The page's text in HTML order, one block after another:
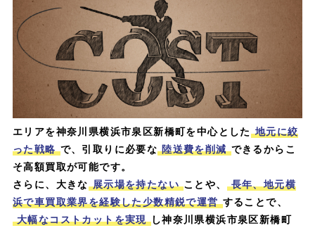
エリアを神奈川県横浜市泉区新橋町を中心とした 地元に絞
った戦略 で、引取りに必要な 陸送費を削減 できるからこ
そ高額買取が可能です。
さらに、大きな 展示場を持たない ことや、
長年、地元横
浜で車買取業界を経験した少数精鋭で運営 することで、
大幅なコストカットを実現 し神奈川県横浜市泉区新橋町